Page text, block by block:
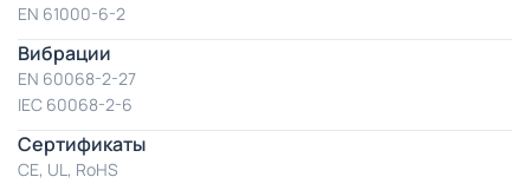
EN 61000-6-2
Вибрации
EN 60068-2-27
IEC 60068-2-6
Сертификаты
CE, UL, RoHS